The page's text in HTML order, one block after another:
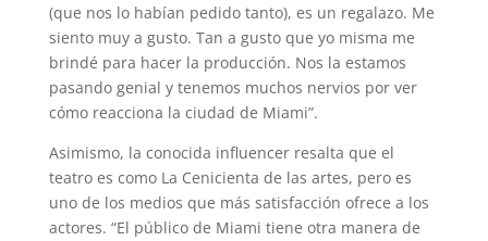
(que nos lo habían pedido tanto), es un regalazo. Me
siento muy a gusto. Tan a gusto que yo misma me
brindé para hacer la producción. Nos la estamos
pasando genial y tenemos muchos nervios por ver
cómo reacciona la ciudad de Miami”.
Asimismo, la conocida influencer resalta que el
teatro es como La Cenicienta de las artes, pero es
uno de los medios que más satisfacción ofrece a los
actores. “El público de Miami tiene otra manera de